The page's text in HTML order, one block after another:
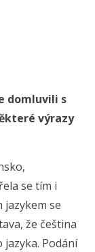
domluvili s
výrazy
se tím i
jazykem se
že čeština
Podání